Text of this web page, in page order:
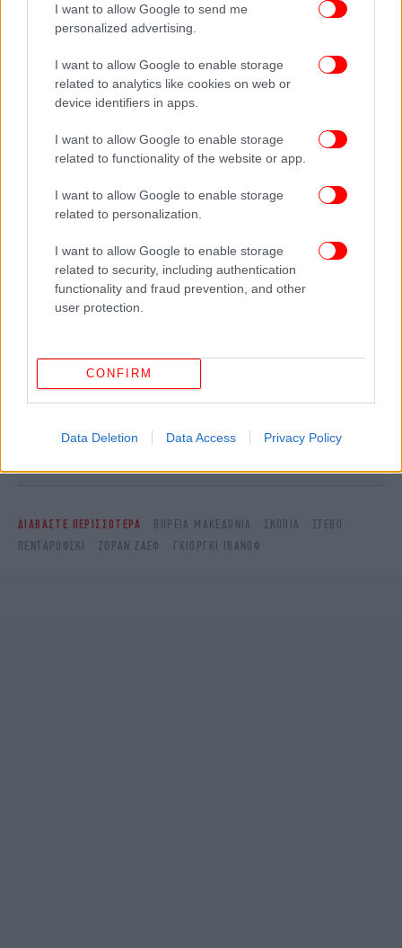
I want to allow Google to send me
personalized advertising.
I want to allow Google to enable storage
related to analytics like cookies on web or
device identifiers in apps.
I want to allow Google to enable storage
related to functionality of the website or app.
I want to allow Google to enable storage
related to personalization.
I want to allow Google to enable storage
related to security, including authentication
functionality and fraud prevention, and other
user protection.
CONFIRM
Data Deletion Data Access Privacy Policy
ΠΕΡΙΣΣΟΤΕΡΑ ΒΙΝΤΕΟ
Ακολουθήστε το στο Google News
πρώτοι όλες τις ειδήσεις
Δείτε όλες τις τελευταίες
Ειδήσειςαπό την Ελλάδα και τον Κόσμο,
στο
ΔΙΑΒΑΣΤΕ ΠΕΡΙΣΣΟΤΕΡΑ ΒΟΡΕΙΑ ΜΑΚΕΔΟΝΙΑ ΣΚΌΠΙΑ
ΣΤΈΒΟ
ΠΕΝΤΑΡΌΦΣΚΙ
ΖΌΡΑΝ ΖΆΕΦ ΓΚΙΌΡΓΚΙ ΙΒΆΝΟΦ